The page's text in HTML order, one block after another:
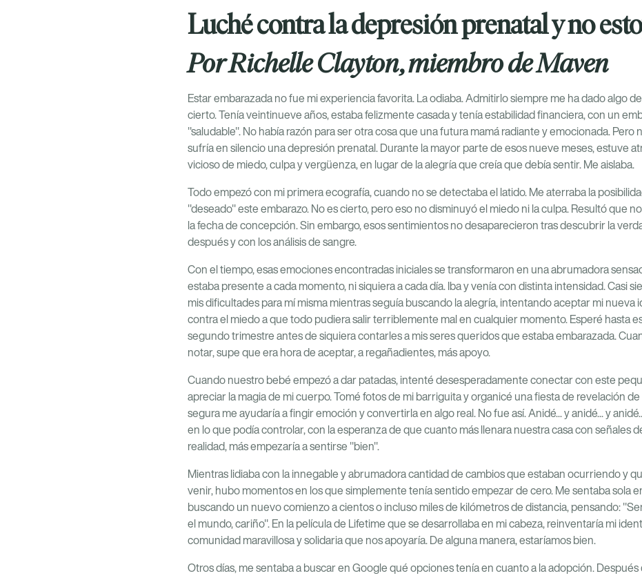
Luché contra la depresión prenatal y no
Por Richelle Clayton, miembro de Maven
Estar embarazada no fue mi experiencia favorita. La odiaba. Admitirlo siempre me ha dado algo
cierto. Tenía veintinueve años, estaba felizmente casada y tenía estabilidad financiera, con un
"saludable". No había razón para ser otra cosa que una futura mamá radiante y emocionada. Pero
sufría en silencio una depresión prenatal. Durante la mayor parte de esos nueve meses, estuve
vicioso de miedo, culpa y vergüenza, en lugar de la alegría que creía que debía sentir. Me aislaba.
Todo empezó con mi primera ecografía, cuando no se detectaba el latido. Me aterraba la
"deseado" este embarazo. No es cierto, pero eso no disminuyó el miedo ni la culpa. Resultó que
la fecha de concepción. Sin embargo, esos sentimientos no desaparecieron tras descubrir la
después y con los análisis de sangre.
Con el tiempo, esas emociones encontradas iniciales se transformaron en una abrumadora
estaba presente a cada momento, ni siquiera a cada día. Iba y venía con distinta intensidad. Casi
mis dificultades para mí misma mientras seguía buscando la alegría, intentando aceptar mi nueva
contra el miedo a que todo pudiera salir terriblemente mal en cualquier momento. Esperé hasta
segundo trimestre antes de siquiera contarles a mis seres queridos que estaba embarazada.
notar, supe que era hora de aceptar, a regañadientes, más apoyo.
Cuando nuestro bebé empezó a dar patadas, intenté desesperadamente conectar con este
apreciar la magia de mi cuerpo. Tomé fotos de mi barriguita y organicé una fiesta de revelación
segura me ayudaría a fingir emoción y convertirla en algo real. No fue así. Anidé... y anidé... y
en lo que podía controlar, con la esperanza de que cuanto más llenara nuestra casa con señales
realidad, más empezaría a sentirse "bien".
Mientras lidiaba con la innegable y abrumadora cantidad de cambios que estaban ocurriendo y
venir, hubo momentos en los que simplemente tenía sentido empezar de cero. Me sentaba sola
buscando un nuevo comienzo a cientos o incluso miles de kilómetros de distancia, pensando:
el mundo, cariño". En la película de Lifetime que se desarrollaba en mi cabeza, reinventaría mi
comunidad maravillosa y solidaria que nos apoyaría. De alguna manera, estaríamos bien.
Otros días, me sentaba a buscar en Google qué opciones tenía en cuanto a la adopción. Después